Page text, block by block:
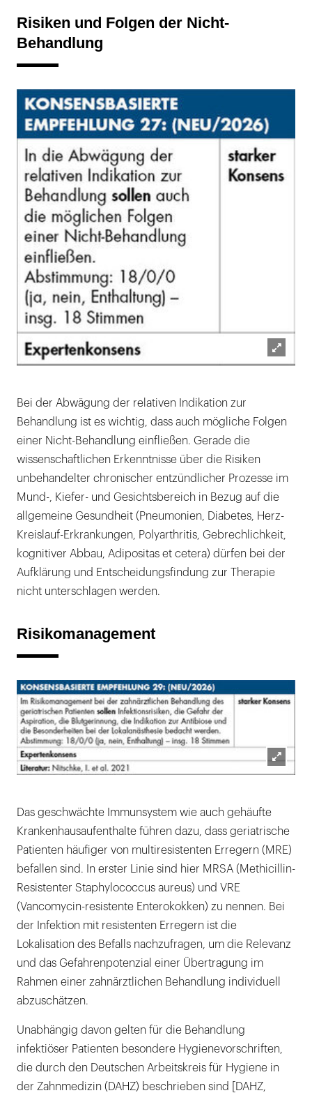
Risiken und Folgen der Nicht-
Behandlung
Bei der Abwägung der relativen Indikation zur
Behandlung ist es wichtig, dass auch mögliche Folgen
einer Nicht-Behandlung einfließen. Gerade die
wissenschaftlichen Erkenntnisse über die Risiken
unbehandelter chronischer entzündlicher Prozesse im
Mund-, Kiefer- und Gesichtsbereich in Bezug auf die
allgemeine Gesundheit (Pneumonien, Diabetes, Herz-
Kreislauf-Erkrankungen, Polyarthritis, Gebrechlichkeit,
kognitiver Abbau, Adipositas et cetera) dürfen bei der
Aufklärung und Entscheidungsfindung zur Therapie
nicht unterschlagen werden.
Risikomanagement
Das geschwächte Immunsystem wie auch gehäufte
Krankenhausaufenthalte führen dazu, dass geriatrische
Patienten häufiger von multiresistenten Erregern (MRE)
befallen sind. In erster Linie sind hier MRSA (Methicillin-
Resistenter Staphylococcus aureus) und VRE
(Vancomycin-resistente Enterokokken) zu nennen. Bei
der Infektion mit resistenten Erregern ist die
Lokalisation des Befalls nachzufragen, um die Relevanz
und das Gefahrenpotenzial einer Übertragung im
Rahmen einer zahnärztlichen Behandlung individuell
abzuschätzen.
Unabhängig davon gelten für die Behandlung
infektiöser Patienten besondere Hygienevorschriften,
die durch den Deutschen Arbeitskreis für Hygiene in
der Zahnmedizin (DAHZ) beschrieben sind [DAHZ,